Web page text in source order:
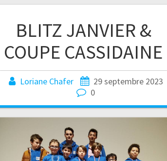
BLITZ JANVIER &
COUPE CASSIDAINE
Loriane Chafer
29 septembre 2023
0